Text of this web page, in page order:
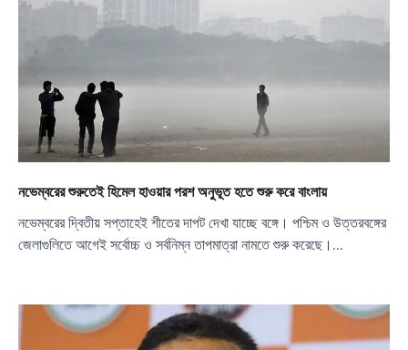
নভেম্বরের শুরুতেই হিমেল হাওয়ার পরশ অনুভূত হতে শুরু করে বাংলায়
নভেম্বরের দ্বিতীয় সপ্তাহেই শীতের দাপট দেখা যাচ্ছে বঙ্গে। পশ্চিম ও উত্তরবঙ্গের
জেলাগুলিতে আগেই সর্বোচ্চ ও সর্বনিম্ন তাপমাত্রা নামতে শুরু করেছে।…